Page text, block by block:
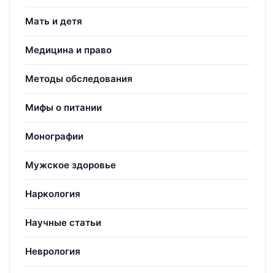
Мать и детя
Медицина и право
Методы обследования
Мифы о питании
Монографии
Мужское здоровье
Наркология
Научные статьи
Неврология